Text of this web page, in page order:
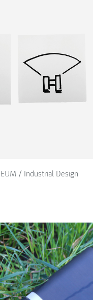
/ Industrial Design